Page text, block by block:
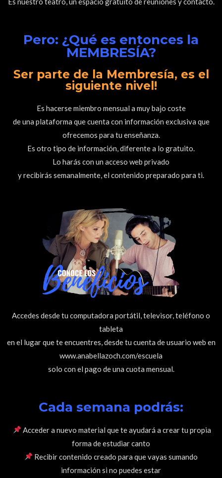
Pero: ¿Qué es entonces la
MEMBRESÍA?
Ser parte de la Membresía, es el
siguiente nivel!
Es hacerse miembro mensual a muy bajo coste
de una plataforma que cuenta con información exclusiva que
ofrecemos para tu enseñanza.
Es otro tipo de información, diferente a lo gratuito.
Lo harás con un acceso web privado
y recibirás semanalmente, el contenido preparado para ti.
Accedes desde tu computadora portátil, televisor, teléfono o
tableta
en el lugar que te encuentres, desde tu cuenta de usuario web en
www.anabellazoch.com/escuela
solo con el pago de una cuota mensual.
Cada semana podrás:
Acceder a nuevo material que te ayudará a crear tu propia
forma de estudiar canto
Recibir contenido creado para que vayas sumando
información si no puedes estar